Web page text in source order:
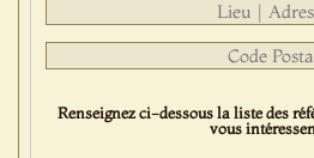
Renseignez ci-dessous la liste des
vous